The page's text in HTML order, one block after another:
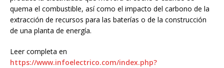
quema el combustible, así como el impacto del carbono de la
extracción de recursos para las baterías o de la construcción
de una planta de energía.
Leer completa en
https://www.infoelectrico.com/index.php?